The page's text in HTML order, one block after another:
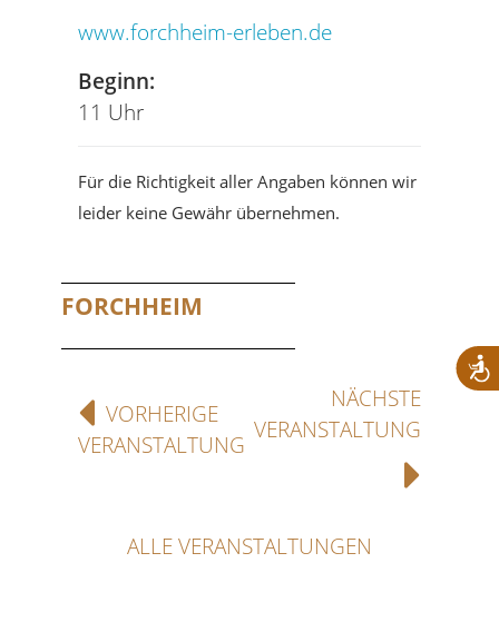
www.forchheim-erleben.de
Beginn:
11 Uhr
Für die Richtigkeit aller Angaben können wir
leider keine Gewähr übernehmen.
FORCHHEIM
VORHERIGE
VERANSTALTUNG
NÄCHSTE
VERANSTALTUNG
ALLE VERANSTALTUNGEN